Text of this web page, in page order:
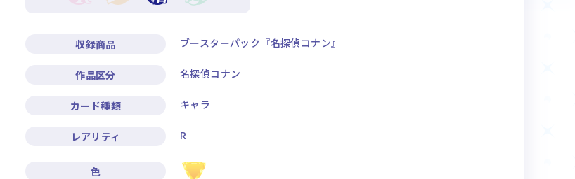
収録商品 ブースターパック『名探偵コナン』
作品区分 名探偵コナン
カード種類 キャラ
レアリティ R
色